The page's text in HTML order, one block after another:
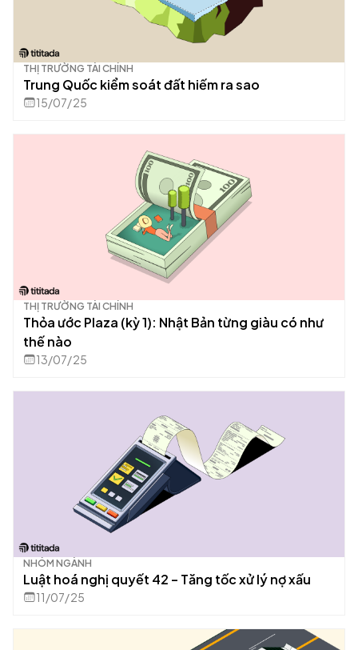
THỊ TRƯỜNG TÀI CHÍNH
Trung Quốc kiểm soát đất hiếm ra sao
15/07/25
THỊ TRƯỜNG TÀI CHÍNH
Thỏa ước Plaza (kỳ 1): Nhật Bản từng giàu có như
thế nào
13/07/25
NHÓM NGÀNH
Luật hoá nghị quyết 42 – Tăng tốc xử lý nợ xấu
11/07/25